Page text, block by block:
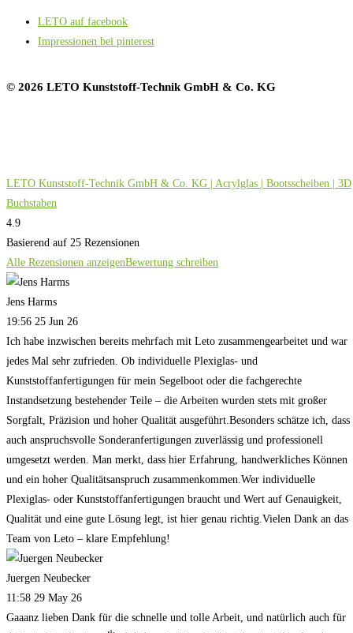
LETO auf facebook
Impressionen bei pinterest
© 2026 LETO Kunststoff-Technik GmbH & Co. KG
LETO Kunststoff-Technik GmbH & Co. KG | Acrylglas | Bootsscheiben | 3D
Buchstaben
4.9
Basierend auf 25 Rezensionen
Alle Rezensionen anzeigenBewertung schreiben
Jens Harms
19:56 25 Jun 26
Ich habe inzwischen bereits mehrfach mit Leto zusammengearbeitet und war
jedes Mal sehr zufrieden. Ob individuelle Plexiglas- und
Kunststoffanfertigungen für mein Segelboot oder die fachgerechte
Instandsetzung bestehender Teile – die Arbeiten wurden stets mit großer
Sorgfalt, Präzision und hoher Qualität ausgeführt.Besonders schätze ich, dass
auch anspruchsvolle Sonderanfertigungen zuverlässig und professionell
umgesetzt werden. Man merkt, dass hier Erfahrung, handwerkliches Können
und ein hoher Qualitätsanspruch zusammenkommen.Wer individuelle
Plexiglas- oder Kunststoffanfertigungen braucht und Wert auf Genauigkeit,
Qualität und eine gute Lösung legt, ist hier genau richtig.Vielen Dank an das
Team von Leto – klare Empfehlung!
Juergen Neubecker
11:58 29 May 26
Gaaanz lieben Dank für die schnelle und tolle Arbeit, und natürlich auch für